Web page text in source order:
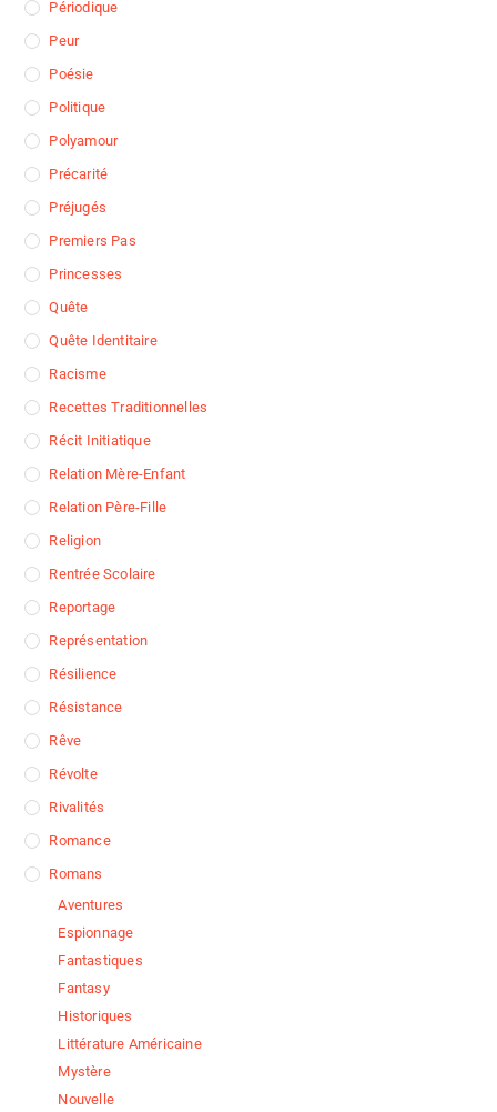
Périodique
Peur
Poésie
Politique
Polyamour
Précarité
Préjugés
Premiers Pas
Princesses
Quête
Quête Identitaire
Racisme
Recettes Traditionnelles
Récit Initiatique
Relation Mère-Enfant
Relation Père-Fille
Religion
Rentrée Scolaire
Reportage
Représentation
Résilience
Résistance
Rêve
Révolte
Rivalités
Romance
Romans
Aventures
Espionnage
Fantastiques
Fantasy
Historiques
Littérature Américaine
Mystère
Nouvelle